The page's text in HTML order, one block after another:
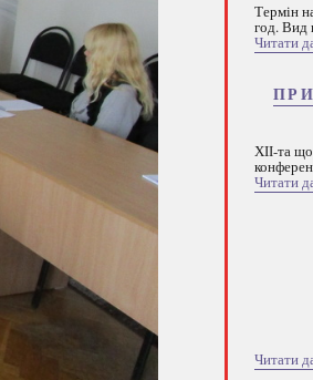
Термін
год. Вид
Читати
ХІІ-та
Читати
Читати